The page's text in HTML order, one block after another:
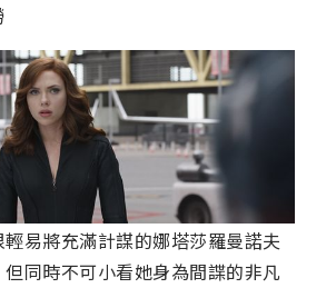
將充滿計謀的娜塔莎羅曼諾夫
同時不可小看她身為間諜的非凡